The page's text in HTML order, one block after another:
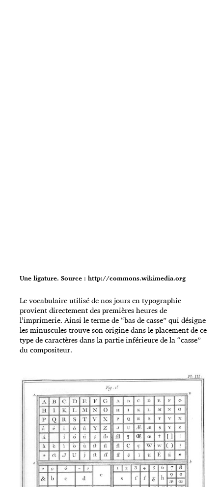
Une ligature. Source : http://commons.wikimedia.org
Le vocabulaire utilisé de nos jours en typographie
provient directement des premières heures de
l’imprimerie. Ainsi le terme de “bas de casse” qui désigne
les minuscules trouve son origine dans le placement de ce
type de caractères dans la partie inférieure de la “casse”
du compositeur.